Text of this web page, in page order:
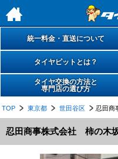
h
統一料金・直送について
タイヤピットとは？
タイヤ交換の方法と
専門店の選び方
TOP 東京都 世田谷区 忍田商
忍田商事株式会社 柿の木